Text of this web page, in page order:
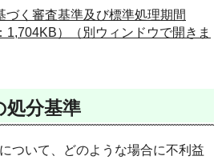
づく審査基準及び標準処理期間
1,704KB）（別ウィンドウで開きま
処分基準
ついて、どのような場合に不利益